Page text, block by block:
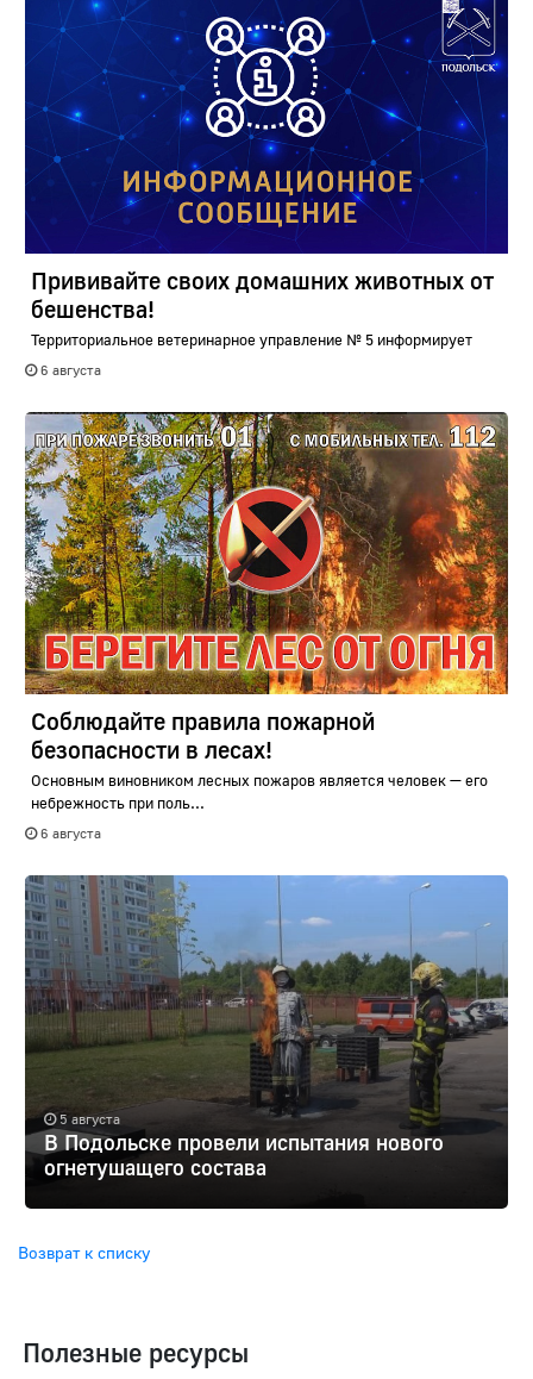
Прививайте своих домашних животных от
бешенства!
Территориальное ветеринарное управление № 5 информирует
6 августа
Соблюдайте правила пожарной
безопасности в лесах!
Основным виновником лесных пожаров является человек — его
небрежность при поль...
6 августа
5 августа
В Подольске провели испытания нового
огнетушащего состава
Возврат к списку
Полезные ресурсы